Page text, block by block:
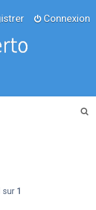
Connexion
sur 1